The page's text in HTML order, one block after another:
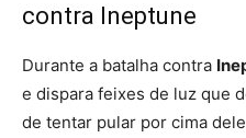
contra Ineptune
Durante a batalha contra
e dispara feixes de luz que
de tentar pular por cima